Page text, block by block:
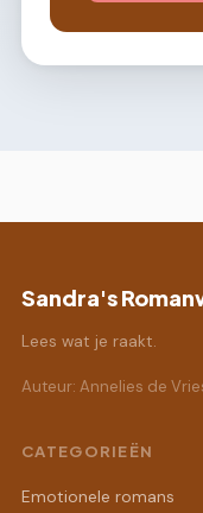
Sandra's
Lees wat je raakt.
Auteur: Annelies de
CATEGORIEËN
Emotionele romans